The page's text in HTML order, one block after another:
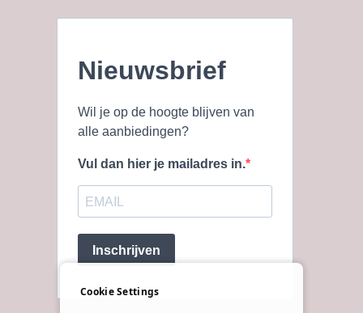
Nieuwsbrief
Wil je op de hoogte blijven van
alle aanbiedingen?
Vul dan hier je mailadres in.
Inschrijven
Cookie Settings